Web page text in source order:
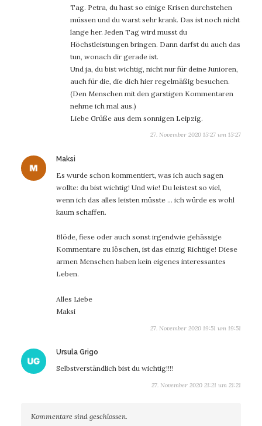
Tag. Petra, du hast so einige Krisen durchstehen
müssen und du warst sehr krank. Das ist noch nicht
lange her. Jeden Tag wird musst du
Höchstleistungen bringen. Dann darfst du auch das
tun, wonach dir gerade ist.
Und ja, du bist wichtig, nicht nur für deine Junioren,
auch für die, die dich hier regelmäßig besuchen.
(Den Menschen mit den garstigen Kommentaren
nehme ich mal aus.)
Liebe Grüße aus dem sonnigen Leipzig.
27. November 2020 15:27 um 15:27
Maksi
Es wurde schon kommentiert, was ich auch sagen
wollte: du bist wichtig! Und wie! Du leistest so viel,
wenn ich das alles leisten müsste … ich würde es wohl
kaum schaffen.
Blöde, fiese oder auch sonst irgendwie gehässige
Kommentare zu löschen, ist das einzig Richtige! Diese
armen Menschen haben kein eigenes interessantes
Leben.
Alles Liebe
Maksi
27. November 2020 19:51 um 19:51
Ursula Grigo
Selbstverständlich bist du wichtig!!!!
27. November 2020 21:21 um 21:21
Kommentare sind geschlossen.